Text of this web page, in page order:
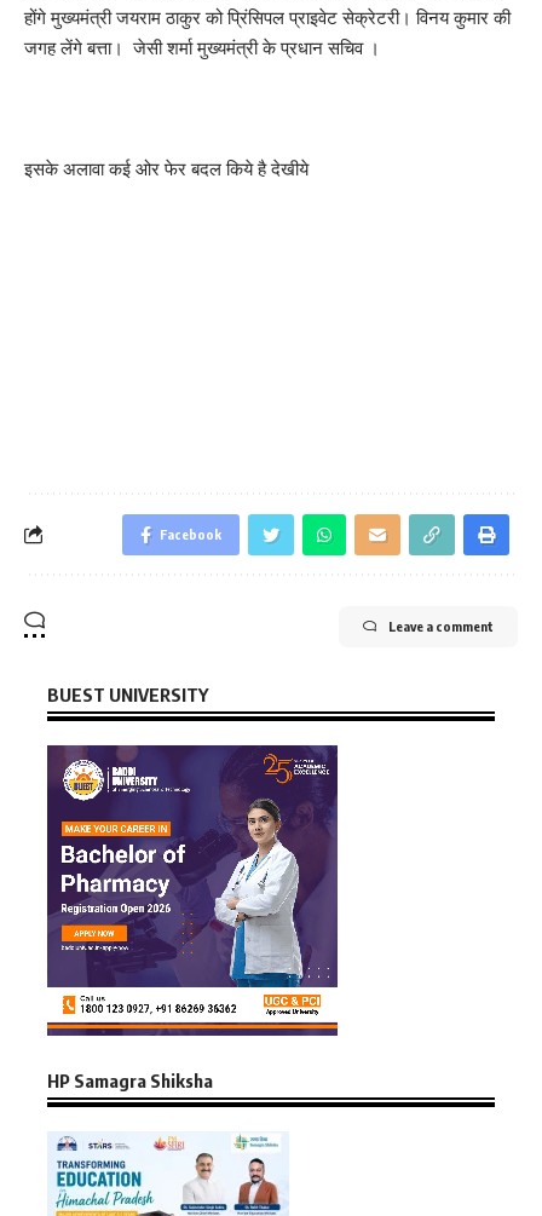
होंगे मुख्यमंत्री जयराम ठाकुर को प्रिंसिपल प्राइवेट सेक्रेटरी। विनय कुमार की
जगह लेंगे बत्ता। जेसी शर्मा मुख्यमंत्री के प्रधान सचिव ।
इसके अलावा कई ओर फेर बदल किये है देखीये
Facebook
Leave a comment
BUEST UNIVERSITY
HP Samagra Shiksha